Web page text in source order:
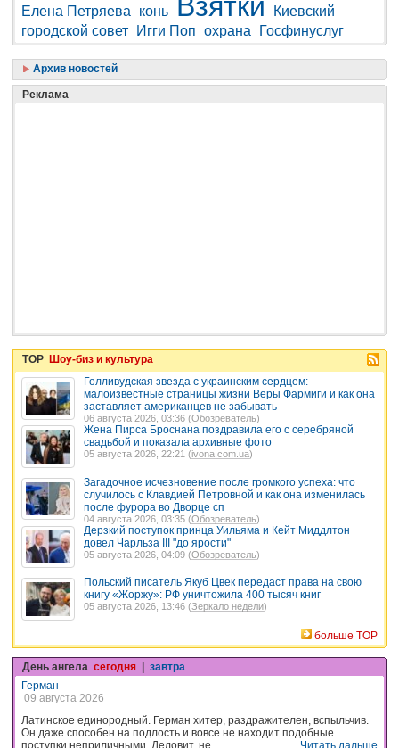
Елена Петряева
конь
Киевский
городской совет
Игги Поп охрана Госфинуслуг
Архив новостей
Реклама
TOP Шоу-биз и культура
Голливудская звезда с украинским сердцем:
малоизвестные страницы жизни Веры Фармиги и как она
заставляет американцев не забывать
06 августа 2026, 03:36 (Обозреватель)
Жена Пирса Броснана поздравила его с серебряной
свадьбой и показала архивные фото
05 августа 2026, 22:21 (ivona.com.ua)
Загадочное исчезновение после громкого успеха: что
случилось с Клавдией Петровной и как она изменилась
после фурора во Дворце сп
04 августа 2026, 03:35 (Обозреватель)
Дерзкий поступок принца Уильяма и Кейт Миддлтон
довел Чарльза III "до ярости"
05 августа 2026, 04:09 (Обозреватель)
Польский писатель Якуб Цвек передаст права на свою
книгу «Жоржу»: РФ уничтожила 400 тысяч книг
05 августа 2026, 13:46 (Зеркало недели)
больше TOP
День ангела сегодня | завтра
Герман
09 августа 2026
Латинское единородный. Герман хитер, раздражителен, вспыльчив.
Он даже способен на подлость и вовсе не находит подобные